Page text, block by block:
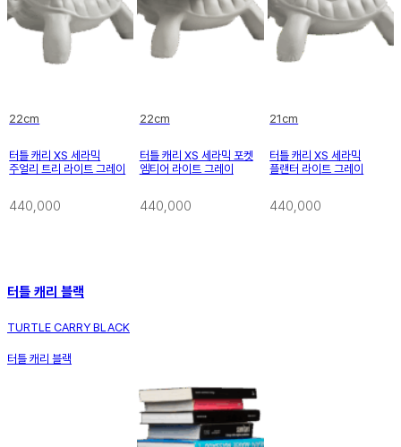
22cm
터틀 캐리 XS 세라믹
주얼리 트리 라이트 그레이
440,000
22cm
터틀 캐리 XS 세라믹 포켓
엠티어 라이트 그레이
440,000
21cm
터틀 캐리 XS 세라믹
플랜터 라이트 그레이
440,000
터틀 캐리 블랙
TURTLE CARRY BLACK
터틀 캐리 블랙